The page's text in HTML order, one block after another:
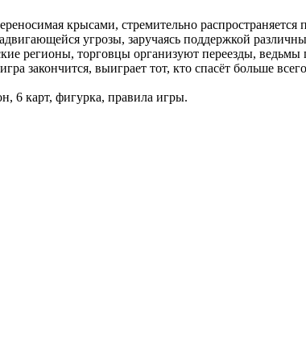
крысами, стремительно распространяется
угрозы, заручаясь поддержкой
регионы, торговцы организуют переезды,
закончится, выиграет тот, кто спасёт больше
6 карт, фигурка, правила игры.